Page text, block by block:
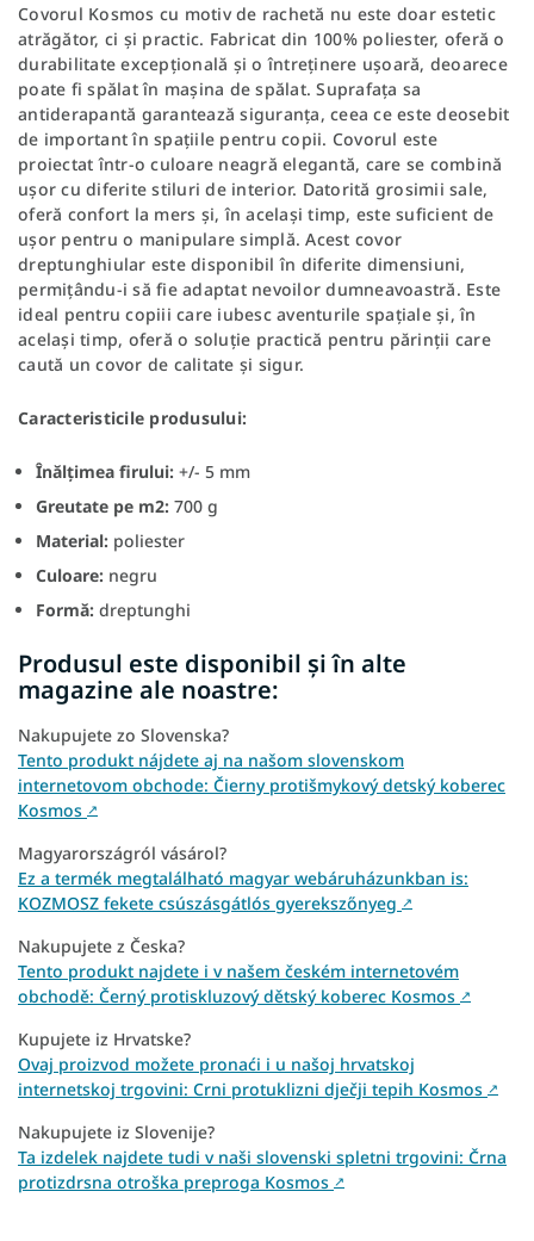
Covorul Kosmos cu motiv de rachetă nu este doar estetic
atrăgător, ci și practic. Fabricat din 100% poliester, oferă o
durabilitate excepțională și o întreținere ușoară, deoarece
poate fi spălat în mașina de spălat. Suprafața sa
antiderapantă garantează siguranța, ceea ce este deosebit
de important în spațiile pentru copii. Covorul este
proiectat într-o culoare neagră elegantă, care se combină
ușor cu diferite stiluri de interior. Datorită grosimii sale,
oferă confort la mers și, în același timp, este suficient de
ușor pentru o manipulare simplă. Acest covor
dreptunghiular este disponibil în diferite dimensiuni,
permițându-i să fie adaptat nevoilor dumneavoastră. Este
ideal pentru copiii care iubesc aventurile spațiale și, în
același timp, oferă o soluție practică pentru părinții care
caută un covor de calitate și sigur.
Caracteristicile produsului:
Înălțimea firului: +/- 5 mm
Greutate pe m2: 700 g
Material: poliester
Culoare: negru
Formă: dreptunghi
Produsul este disponibil și în alte
magazine ale noastre:
Nakupujete zo Slovenska?
Tento produkt nájdete aj na našom slovenskom
internetovom obchode: Čierny protišmykový detský koberec
Kosmos ↗
Magyarországról vásárol?
Ez a termék megtalálható magyar webáruházunkban is:
KOZMOSZ fekete csúszásgátlós gyerekszőnyeg ↗
Nakupujete z Česka?
Tento produkt najdete i v našem českém internetovém
obchodě: Černý protiskluzový dětský koberec Kosmos ↗
Kupujete iz Hrvatske?
Ovaj proizvod možete pronaći i u našoj hrvatskoj
internetskoj trgovini: Crni protuklizni dječji tepih Kosmos ↗
Nakupujete iz Slovenije?
Ta izdelek najdete tudi v naši slovenski spletni trgovini: Črna
protizdrsna otroška preproga Kosmos ↗